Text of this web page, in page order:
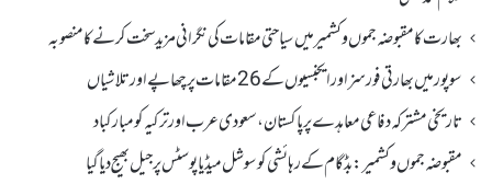
بھارت کا مقبوضہ جموں وکشمیر میں سیاحتی مقامات کی نگرانی مزید سخت کرنے کا منصوبہ
سوپور میں بھارتی فورسز اورایجنسیوں کے 26 مقامات پر چھاپے اورتلاشیاں
تاریخی مشترکہ دفاعی معاہدے پر پاکستان، سعودی عرب اور ترکیہ کومبارکباد
مقبوضہ جموں وکشمیر:بڈگام کے رہائشی کو سوشل میڈیا پوسٹس پر جیل بھیج دیا گیا